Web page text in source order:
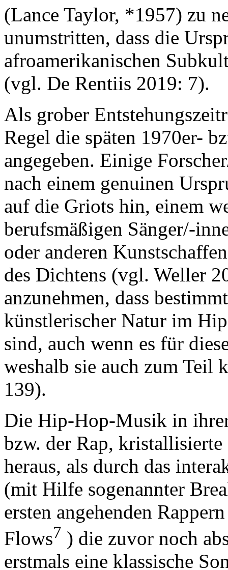
(Lance Taylor, *1957) zu
unumstritten, dass die
afroamerikanischen
(vgl. De Rentiis 2019: 7).
Als grober
Regel die späten 1970er-
angegeben. Einige
nach einem genuinen
auf die Griots hin, einem
berufsmäßigen Sänger/-
oder anderen
des Dichtens (vgl. Weller
anzunehmen, dass
künstlerischer Natur im
sind, auch wenn es für
weshalb sie auch zum
139).
Die Hip-Hop-Musik in
bzw. der Rap,
heraus, als durch das
(mit Hilfe sogenannter
ersten angehenden
Flows7 ) die zuvor noch
erstmals eine klassische